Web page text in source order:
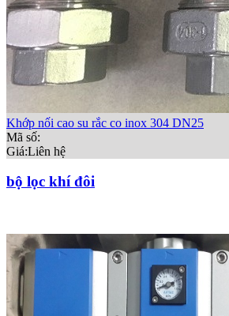
Khớp nối cao su rắc co inox 304 DN25
Mã số:
Giá:Liên hệ
bộ lọc khí đôi